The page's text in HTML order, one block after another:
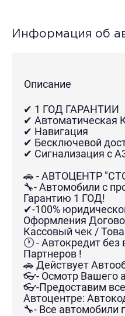
Информация об
Описание
✔ 1 ГОД ГАРАНТИИ
✔ Автоматическая
✔ Навигация
✔ Бесключевой
✔ Сигнализация с
🚗 - АВТОЦЕНТР
🔧- Автомобили с
Гарантию 1 ГОД!
✔-100%
Оформления
Кассовый чек /
🕐 - Автокредит
Партнеров !
🚗 Действует
👓- Осмотр Вашего
👓-Предоставим
Автоцентре:
🔧- Все автомобили